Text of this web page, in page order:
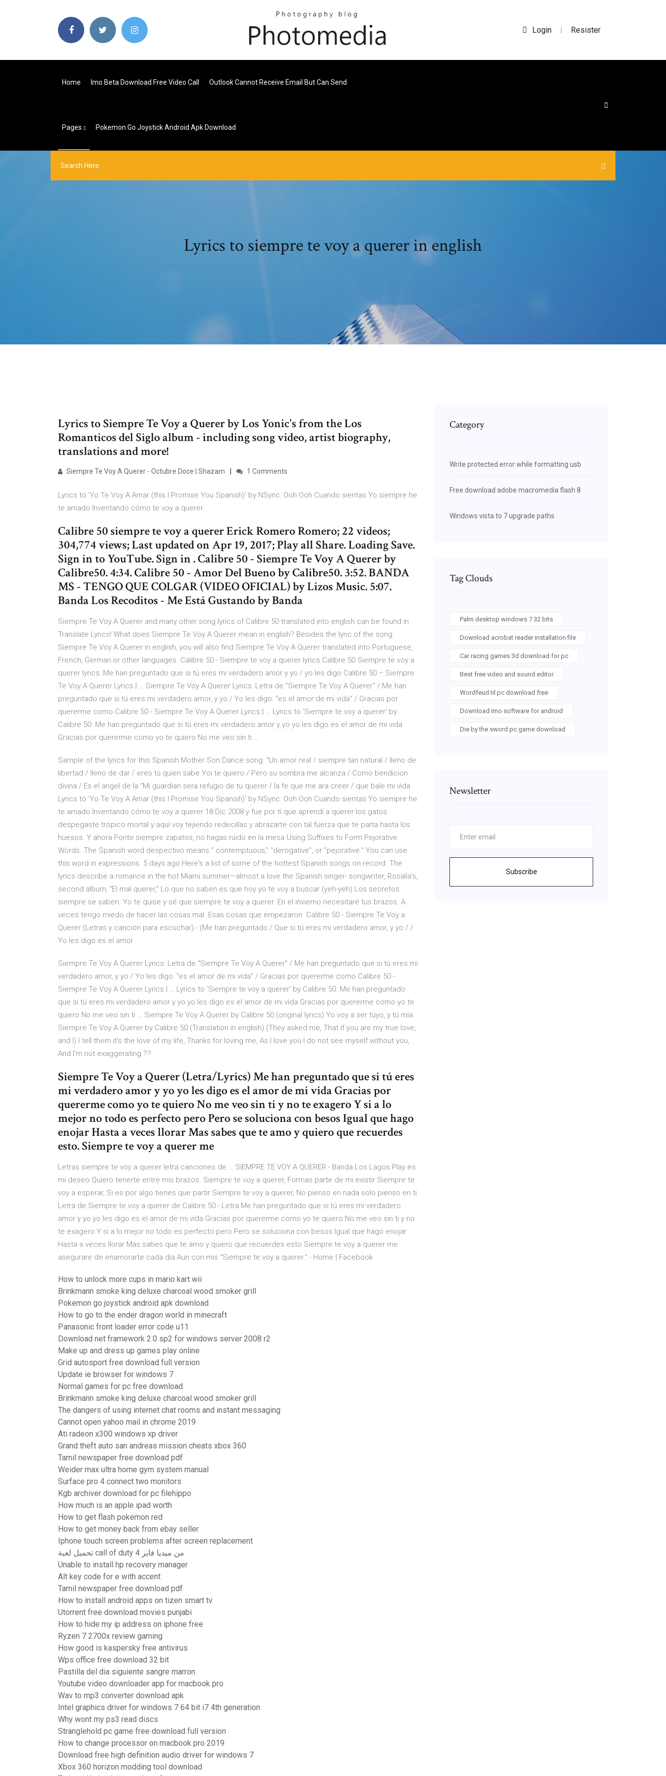
Login | Resister
Home Imo Beta Download Free Video Call Outlook Cannot Receive Email But Can Send
Pages Pokemon Go Joystick Android Apk Download
Lyrics to siempre te voy a querer in english
Lyrics to Siempre Te Voy a Querer by Los Yonic's from the Los
Romanticos del Siglo album - including song video, artist biography,
translations and more!
Siempre Te Voy A Querer - Octubre Doce | Shazam 1 Comments
Lyrics to 'Yo Te Voy A Amar (this I Promise You Spanish)' by NSync: Ooh Ooh Cuando sientas Yo siempre he
te amado Inventando cómo te voy a querer
Calibre 50 siempre te voy a querer Erick Romero Romero; 22 videos;
304,774 views; Last updated on Apr 19, 2017; Play all Share. Loading Save.
Sign in to YouTube. Sign in . Calibre 50 - Siempre Te Voy A Querer by
Calibre50. 4:34. Calibre 50 - Amor Del Bueno by Calibre50. 3:52. BANDA
MS - TENGO QUE COLGAR (VIDEO OFICIAL) by Lizos Music. 5:07.
Banda Los Recoditos - Me Está Gustando by Banda
Siempre Te Voy A Querer and many other song lyrics of Calibre 50 translated into english can be found in
Translate Lyrics! What does Siempre Te Voy A Querer mean in english? Besides the lyric of the song
Siempre Te Voy A Querer in english, you will also find Siempre Te Voy A Querer translated into Portuguese,
French, German or other languages. Calibre 50 - Siempre te voy a querer lyrics Calibre 50 Siempre te voy a
querer lyrics: Me han preguntado que si tú eres mi verdadero amor y yo / yo les digo Calibre 50 – Siempre
Te Voy A Querer Lyrics | … Siempre Te Voy A Querer Lyrics: Letra de "Siempre Te Voy A Querer" / Me han
preguntado que si tú eres mi verdadero amor, y yo / Yo les digo: "es el amor de mi vida" / Gracias por
quererme como Calibre 50 - Siempre Te Voy A Querer Lyrics | … Lyrics to 'Siempre te voy a querer' by
Calibre 50. Me han preguntado que si tú eres mi verdadero amor y yo yo les digo es el amor de mi vida
Gracias por quererme como yo te quiero No me veo sin ti …
Sample of the lyrics for this Spanish Mother Son Dance song: “Un amor real / siempre tan natural / lleno de
libertad / lleno de dar / eres tú quien sabe Yoi te quiero / Pero su sombra me alcanza / Como bendicion
divina / Es el angel de la “Mi guardian sera refugio de tu querer / la fe que me ara creer / que bale mi vida
Lyrics to 'Yo Te Voy A Amar (this I Promise You Spanish)' by NSync: Ooh Ooh Cuando sientas Yo siempre he
te amado Inventando cómo te voy a querer 18 Dic 2008 y fue por tí que aprendí a querer los gatos
despegaste trópico mortal y aquí voy tejiendo redecillas y abrazarte con tal fuerza que te parta hasta los
huesos. Y ahora Ponte siempre zapatos, no hagas ruido en la mesa Using Suffixes to Form Pejorative
Words. The Spanish word despectivo means " contemptuous," "derogative", or "pejorative." You can use
this word in expressions 5 days ago Here's a list of some of the hottest Spanish songs on record. The
lyrics describe a romance in the hot Miami summer—almost a love the Spanish singer- songwriter, Rosalía's,
second album, "El mal querer," Lo que no saben es que hoy yo te voy a buscar (yeh-yeh) Los secretos
siempre se saben. Yo te quise y sé que siempre te voy a querer. En el invierno necesitaré tus brazos. A
veces tengo miedo de hacer las cosas mal. Esas cosas que empezaron Calibre 50 - Siempre Te Voy a
Querer (Letras y canción para escuchar) - (Me han preguntado / Que si tú eres mi verdadero amor, y yo / /
Yo les digo es el amor
Siempre Te Voy A Querer Lyrics: Letra de "Siempre Te Voy A Querer" / Me han preguntado que si tú eres mi
verdadero amor, y yo / Yo les digo: "es el amor de mi vida" / Gracias por quererme como Calibre 50 -
Siempre Te Voy A Querer Lyrics | … Lyrics to 'Siempre te voy a querer' by Calibre 50. Me han preguntado
que si tú eres mi verdadero amor y yo yo les digo es el amor de mi vida Gracias por quererme como yo te
quiero No me veo sin ti … Siempre Te Voy A Querer by Calibre 50 (original lyrics) Yo voy a ser tuyo, y tú mía.
Siempre Te Voy A Querer by Calibre 50 (Translation in english) (They asked me, That if you are my true love,
and I) I tell them it's the love of my life, Thanks for loving me, As I love you I do not see myself without you,
And I'm not exaggerating ??
Siempre Te Voy a Querer (Letra/Lyrics) Me han preguntado que si tú eres
mi verdadero amor y yo yo les digo es el amor de mi vida Gracias por
quererme como yo te quiero No me veo sin ti y no te exagero Y si a lo
mejor no todo es perfecto pero Pero se soluciona con besos Igual que hago
enojar Hasta a veces llorar Mas sabes que te amo y quiero que recuerdes
esto. Siempre te voy a querer me
Letras siempre te voy a querer letra canciones de … SIEMPRE TE VOY A QUERER - Banda Los Lagos Play es
mi deseo Quiero tenerte entre mis brazos. Siempre te voy a querer, Formas parte de mi existir Siempre te
voy a esperar, Si es por algo tienes que partir Siempre te voy a querer, No pienso en nada solo pienso en ti
Letra de Siempre te voy a querer de Calibre 50 - Letra Me han preguntado que si tú eres mi verdadero
amor y yo yo les digo es el amor de mi vida Gracias por quererme como yo te quiero No me veo sin ti y no
te exagero Y si a lo mejor no todo es perfecto pero Pero se soluciona con besos Igual que hago enojar
Hasta a veces llorar Mas sabes que te amo y quiero que recuerdes esto Siempre te voy a querer me
asegurare de enamorarte cada día Aun con mis “Siempre te voy a querer.” - Home | Facebook
How to unlock more cups in mario kart wii
Brinkmann smoke king deluxe charcoal wood smoker grill
Pokemon go joystick android apk download
How to go to the ender dragon world in minecraft
Panasonic front loader error code u11
Download net framework 2.0 sp2 for windows server 2008 r2
Make up and dress up games play online
Grid autosport free download full version
Update ie browser for windows 7
Normal games for pc free download
Brinkmann smoke king deluxe charcoal wood smoker grill
The dangers of using internet chat rooms and instant messaging
Cannot open yahoo mail in chrome 2019
Ati radeon x300 windows xp driver
Grand theft auto san andreas mission cheats xbox 360
Tamil newspaper free download pdf
Weider max ultra home gym system manual
Surface pro 4 connect two monitors
Kgb archiver download for pc filehippo
How much is an apple ipad worth
How to get flash pokemon red
How to get money back from ebay seller
Iphone touch screen problems after screen replacement
تحميل لعبة call of duty 4 من ميديا فاير
Unable to install hp recovery manager
Alt key code for e with accent
Tamil newspaper free download pdf
How to install android apps on tizen smart tv
Utorrent free download movies punjabi
How to hide my ip address on iphone free
Ryzen 7 2700x review gaming
How good is kaspersky free antivirus
Wps office free download 32 bit
Pastilla del dia siguiente sangre marron
Youtube video downloader app for macbook pro
Wav to mp3 converter download apk
Intel graphics driver for windows 7 64 bit i7 4th generation
Why wont my ps3 read discs
Stranglehold pc game free download full version
How to change processor on macbook pro 2019
Download free high definition audio driver for windows 7
Xbox 360 horizon modding tool download
Category
Write protected error while formatting usb
Free download adobe macromedia flash 8
Windows vista to 7 upgrade paths
Tag Clouds
Palm desktop windows 7 32 bits
Download acrobat reader installation file
Car racing games 3d download for pc
Best free video and sound editor
Wordfeud til pc download free
Download imo software for android
Die by the sword pc game download
Newsletter
Subscribe